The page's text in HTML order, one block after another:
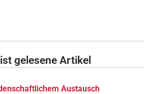
gelesene Artikel
Austausch